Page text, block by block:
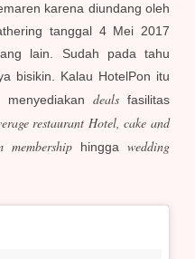
karena diundang oleh
tanggal 4 Mei 2017
lain. Sudah pada tahu
bisikin. Kalau HotelPon itu
menyediakan dealsfasilitas
restaurant Hotel, cake and
hingga wedding